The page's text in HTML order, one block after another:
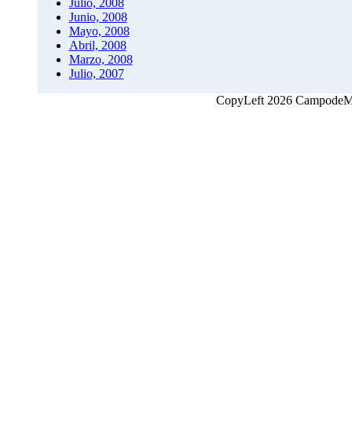
Julio, 2008
Junio, 2008
Mayo, 2008
Abril, 2008
Marzo, 2008
Julio, 2007
CopyLeft 2026